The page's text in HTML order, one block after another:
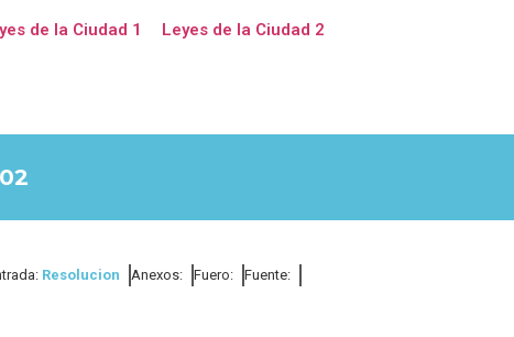
de la Ciudad 1 Leyes de la Ciudad 2
Resolucion Anexos: Fuero: Fuente: